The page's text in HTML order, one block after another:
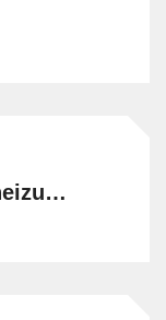
Windhager Zentralheizung Schweiz AG